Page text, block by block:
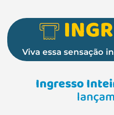
Viva essa sensação
Ingresso